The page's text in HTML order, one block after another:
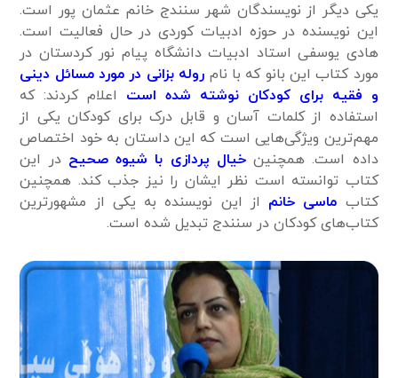
یکی دیگر از نویسندگان شهر سنندج خانم عثمان پور است.
این نویسنده در حوزه ادبیات کوردی در حال فعالیت است.
هادی یوسفی استاد ادبیات دانشگاه پیام نور کردستان در
مورد کتاب این بانو که با نام روله بزانی در مورد مسائل دینی
و فقیه برای کودکان نوشته شده است اعلام کردند: که
استفاده از کلمات آسان و قابل درک برای کودکان یکی از
مهم‌ترین ویژگی‌هایی است که این داستان به خود اختصاص
داده است. همچنینخیال پردازی با شیوه صحیح در این
کتاب توانسته است نظر ایشان را نیز جذب کند. همچنین
کتاب ماسی خانم از این نویسنده به یکی از مشهورترین
کتاب‌های کودکان در سنندج تبدیل شده است.